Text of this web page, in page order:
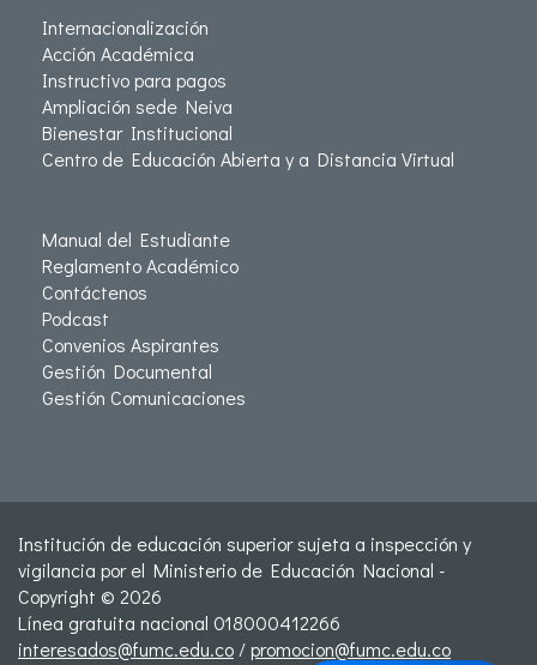
Internacionalización
Acción Académica
Instructivo para pagos
Ampliación sede Neiva
Bienestar Institucional
Centro de Educación Abierta y a Distancia Virtual
Manual del Estudiante
Reglamento Académico
Contáctenos
Podcast
Convenios Aspirantes
Gestión Documental
Gestión Comunicaciones
Institución de educación superior sujeta a inspección y
vigilancia por el Ministerio de Educación Nacional -
Copyright © 2026
Línea gratuita nacional 018000412266
interesados@fumc.edu.co/promocion@fumc.edu.co